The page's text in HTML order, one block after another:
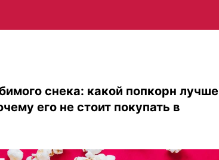
снека: какой попкорн лучше
его не стоит покупать в